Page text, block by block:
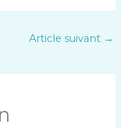
Article suivant →